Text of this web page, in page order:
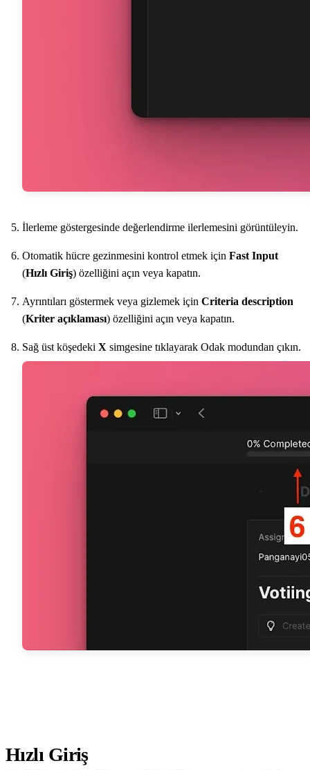
İlerleme göstergesinde değerlendirme ilerlemesini görüntüleyin.
Otomatik hücre gezinmesini kontrol etmek için Fast Input
(Hızlı Giriş) özelliğini açın veya kapatın.
Ayrıntıları göstermek veya gizlemek için Criteria description
(Kriter açıklaması) özelliğini açın veya kapatın.
Sağ üst köşedeki X simgesine tıklayarak Odak modundan çıkın.
Hızlı Giriş